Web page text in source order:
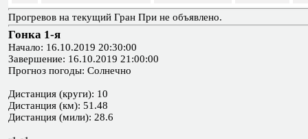
Прогревов на текущий Гран При не объявлено.
Гонка 1-я
Начало: 16.10.2019 20:30:00
Завершение: 16.10.2019 21:00:00
Прогноз погоды: Солнечно
Дистанция (круги): 10
Дистанция (км): 51.48
Дистанция (мили): 28.6